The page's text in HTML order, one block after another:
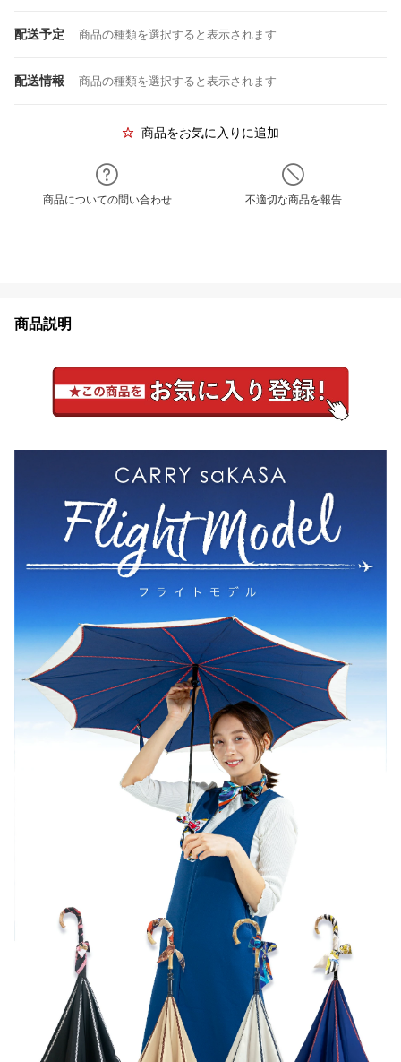
配送予定 商品の種類を選択すると表示されます
配送情報 商品の種類を選択すると表示されます
商品をお気に入りに追加
商品についての問い合わせ 不適切な商品を報告
商品説明